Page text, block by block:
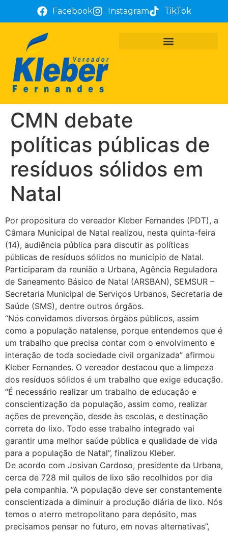
Facebook Instagram TikTok
CMN debate
políticas públicas de
resíduos sólidos em
Natal
Por propositura do vereador Kleber Fernandes (PDT), a
Câmara Municipal de Natal realizou, nesta quinta-feira
(14), audiência pública para discutir as políticas
públicas de resíduos sólidos no município de Natal.
Participaram da reunião a Urbana, Agência Reguladora
de Saneamento Básico de Natal (ARSBAN), SEMSUR –
Secretaria Municipal de Serviços Urbanos, Secretaria de
Saúde (SMS), dentre outros órgãos.
“Nós convidamos diversos órgãos públicos, assim
como a população natalense, porque entendemos que é
um trabalho que precisa contar com o envolvimento e
interação de toda sociedade civil organizada” afirmou
Kleber Fernandes. O vereador destacou que a limpeza
dos resíduos sólidos é um trabalho que exige educação.
“É necessário realizar um trabalho de educação e
conscientização da população, assim como, realizar
ações de prevenção, desde às escolas, e destinação
correta do lixo. Todo esse trabalho integrado vai
garantir uma melhor saúde pública e qualidade de vida
para a população de Natal”, finalizou Kleber.
De acordo com Josivan Cardoso, presidente da Urbana,
cerca de 728 mil quilos de lixo são recolhidos por dia
pela companhia. “A população deve ser constantemente
conscientizada a diminuir a produção diária de lixo. Nós
temos o aterro metropolitano para depósito, mas
precisamos pensar no futuro, em novas alternativas”,